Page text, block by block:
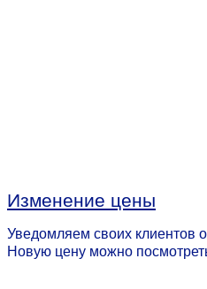
Изменение цены
Уведомляем своих клиентов
Новую цену можно